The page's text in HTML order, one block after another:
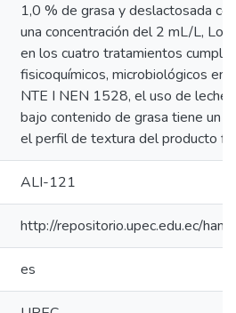
1,0 % de grasa y deslactosada
una concentración del 2 mL/L,
en los cuatro tratamientos
fisicoquímicos, microbiológicos
NTE I NEN 1528, el uso de leche
bajo contenido de grasa tiene un
el perfil de textura del producto
ALI-121
http://repositorio.upec.edu.ec/
es